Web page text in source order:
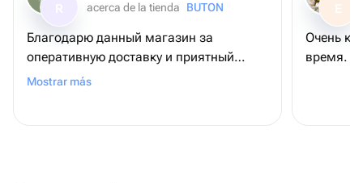
acerca de la tienda
BUTON
Благодарю данный магазин за
оперативную доставку и приятный
сервис😍 Не первый раз заказываю тут
Mostrar más
E
Очень
время.